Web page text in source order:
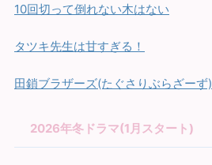
10回切って倒れない木はない
タツキ先生は甘すぎる！
田鎖ブラザーズ(たぐさりぶらざーず)
2026年冬ドラマ(1月スタート)